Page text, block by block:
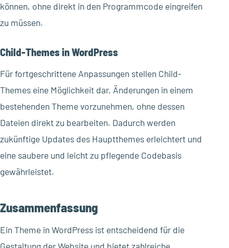
können, ohne direkt in den Programmcode eingreifen
zu müssen.
Child-Themes in WordPress
Für fortgeschrittene Anpassungen stellen Child-
Themes eine Möglichkeit dar, Änderungen in einem
bestehenden Theme vorzunehmen, ohne dessen
Dateien direkt zu bearbeiten. Dadurch werden
zukünftige Updates des Hauptthemes erleichtert und
eine saubere und leicht zu pflegende Codebasis
gewährleistet.
Zusammenfassung
Ein Theme in WordPress ist entscheidend für die